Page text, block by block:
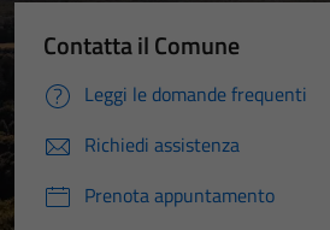
Contatta il Comune
Leggi le domande frequenti
Richiedi assistenza
Prenota appuntamento